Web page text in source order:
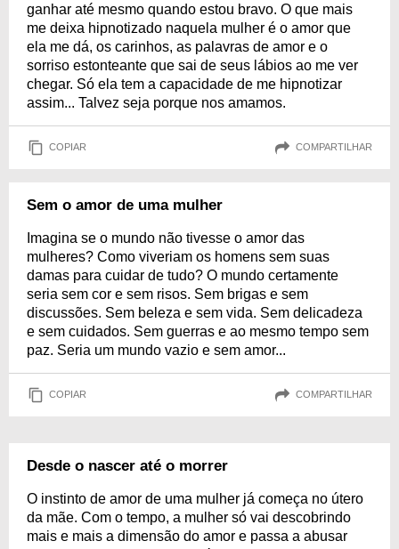
ganhar até mesmo quando estou bravo. O que mais
me deixa hipnotizado naquela mulher é o amor que
ela me dá, os carinhos, as palavras de amor e o
sorriso estonteante que sai de seus lábios ao me ver
chegar. Só ela tem a capacidade de me hipnotizar
assim... Talvez seja porque nos amamos.
COPIAR COMPARTILHAR
Sem o amor de uma mulher
Imagina se o mundo não tivesse o amor das
mulheres? Como viveriam os homens sem suas
damas para cuidar de tudo? O mundo certamente
seria sem cor e sem risos. Sem brigas e sem
discussões. Sem beleza e sem vida. Sem delicadeza
e sem cuidados. Sem guerras e ao mesmo tempo sem
paz. Seria um mundo vazio e sem amor...
COPIAR COMPARTILHAR
Desde o nascer até o morrer
O instinto de amor de uma mulher já começa no útero
da mãe. Com o tempo, a mulher só vai descobrindo
mais e mais a dimensão do amor e passa a abusar